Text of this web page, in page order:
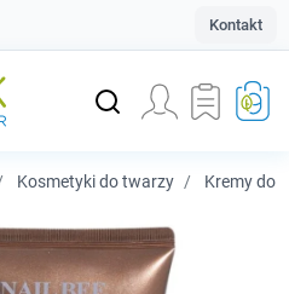
Kontakt
Kosmetyki do twarzy Kremy do